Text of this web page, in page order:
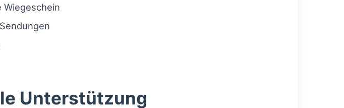
Wiegeschein
Unterstützung